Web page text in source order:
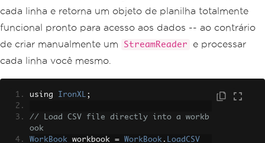
cada linha e retorna um objeto de planilha totalmente
funcional pronto para acesso aos dados -- ao contrário
de criar manualmente um
StreamReader
e processar
cada linha você mesmo.
using IronXL ;
// Load CSV file directly into a workb
ook
WorkBook workbook = WorkBook . LoadCSV